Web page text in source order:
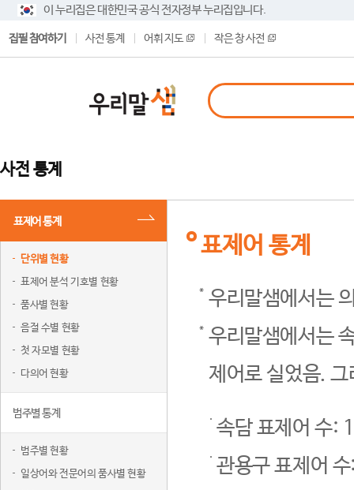
이 누리집은 대한민국 공식 전자정부 누리집입니다.
집필 참여하기 사전 통계 어휘 지도 작은 창 사전
사전 통계
표제어 통계
단위별 현황
표제어 분석 기호별 현황
품사별 현황
음절 수별 현황
첫 자모별 현황
다의어 현황
범주별 통계
범주별 현황
일상어와 전문어의 품사별 현황
표제어 통계
우리말샘에서는
우리말샘에서는
제어로 실었음.
속담 표제어 수:
관용구 표제어